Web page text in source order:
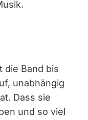
die Band bis
unabhängig
Dass sie
und so viel